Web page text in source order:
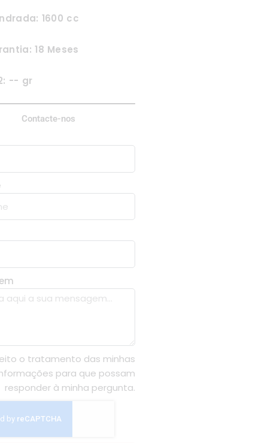
1600 cc
18 Meses
-- gr
Contacte-nos
o tratamento das minhas
para que possam
responder à minha pergunta.